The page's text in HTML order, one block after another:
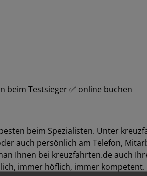
beim Testsieger ✅ online buchen
beim Spezialisten. Unter
auch persönlich am Telefon,
Ihnen bei kreuzfahrten.de auch
immer höflich, immer kompetent.